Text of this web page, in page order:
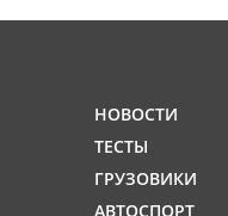
НОВОСТИ
ТЕСТЫ
ГРУЗОВИКИ
АВТОСПОРТ